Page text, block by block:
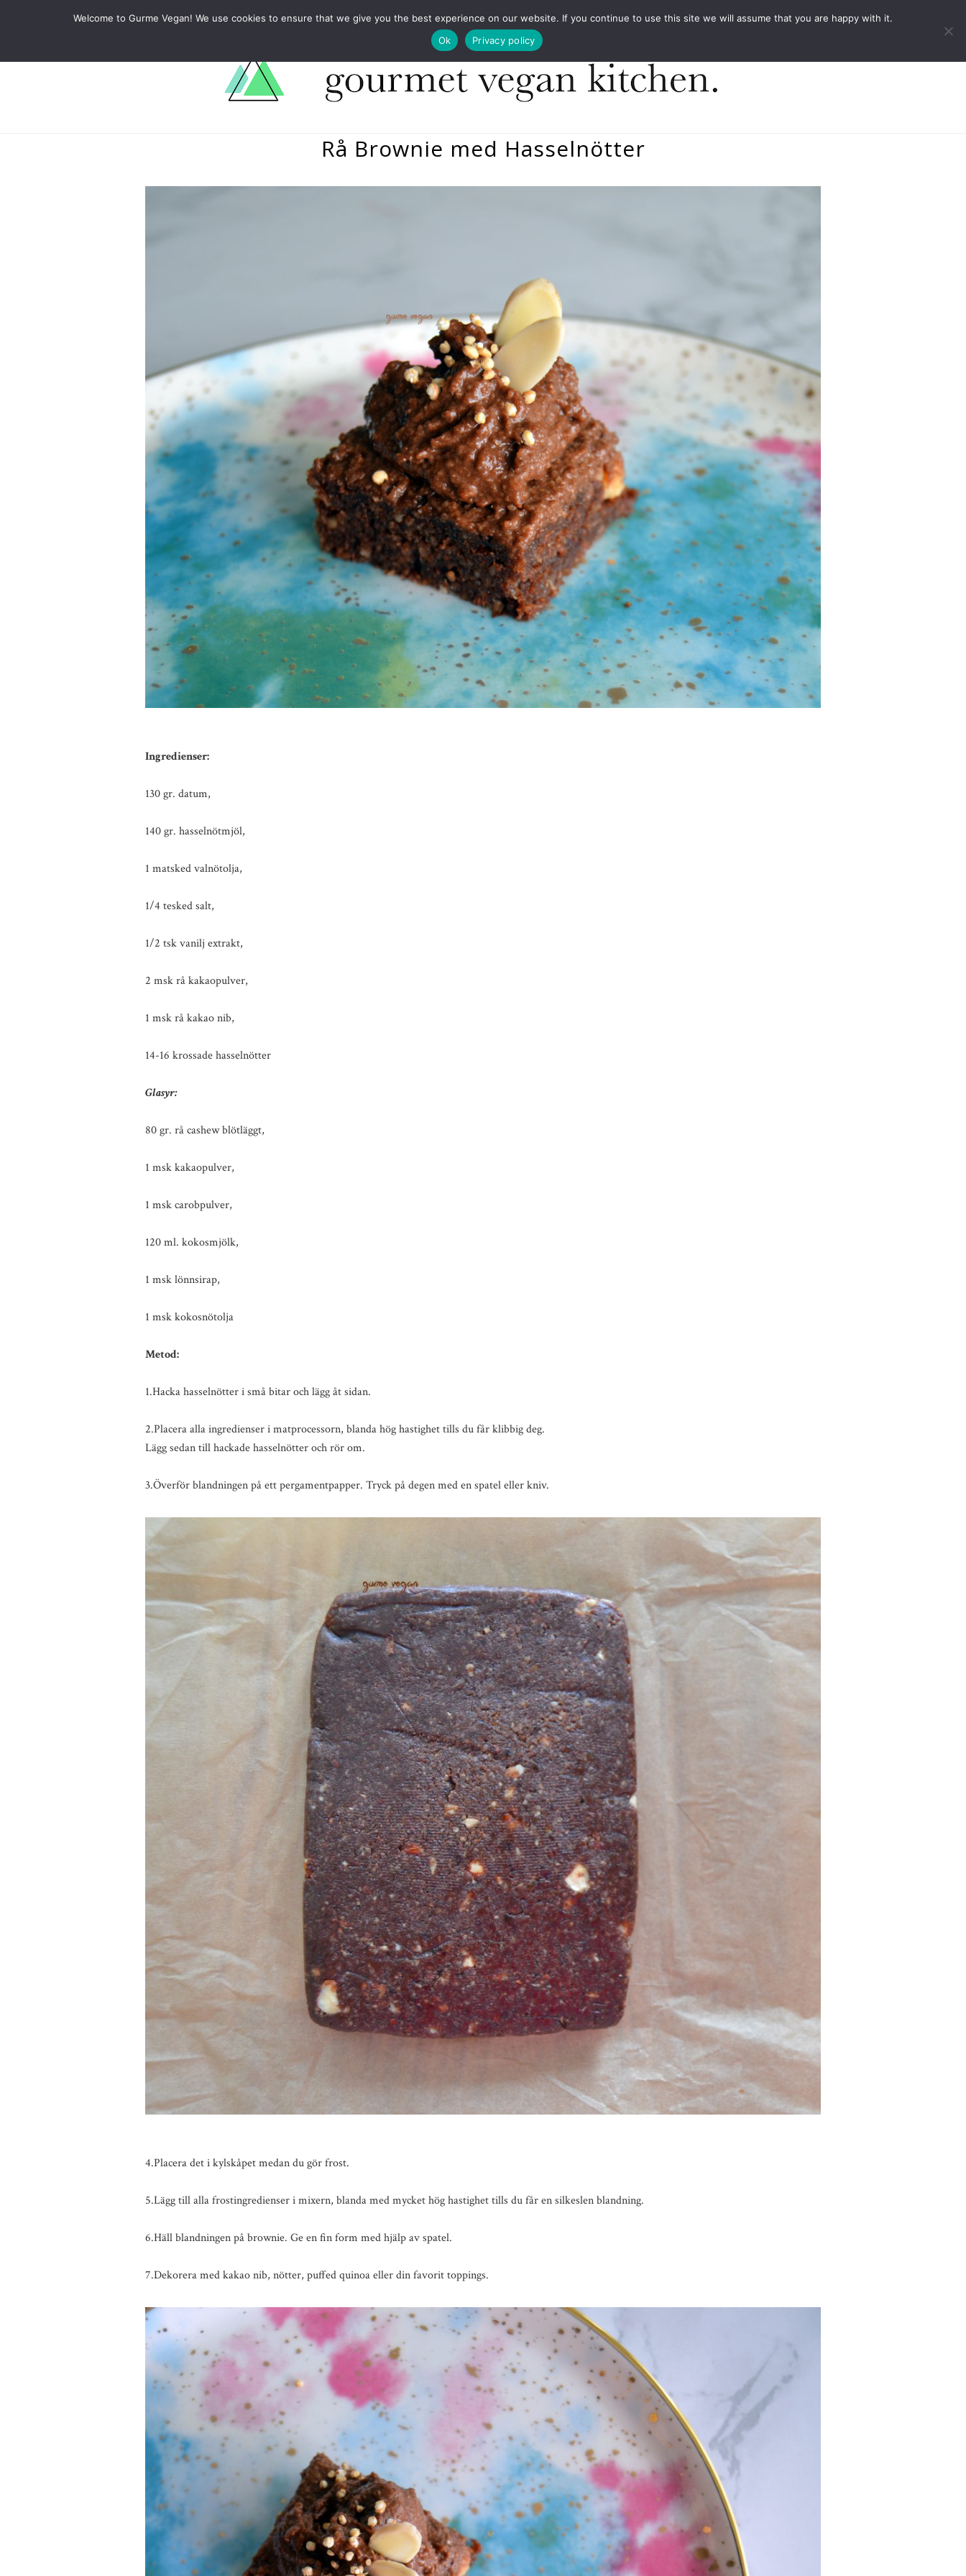
ABOUT RECIPES LEARN COOKBOOKS FOOD DESIGN PRESS CONTACT
Rå Brownie med Hasselnötter
Ingredienser:
130 gr. datum,
140 gr. hasselnötmjöl,
1 matsked valnötolja,
1/4 tesked salt,
1/2 tsk vanilj extrakt,
2 msk rå kakaopulver,
1 msk rå kakao nib,
14-16 krossade hasselnötter
Glasyr:
80 gr. rå cashew blötläggt,
1 msk kakaopulver,
1 msk carobpulver,
120 ml. kokosmjölk,
1 msk lönnsirap,
1 msk kokosnötolja
Metod:
1.Hacka hasselnötter i små bitar och lägg åt sidan.
2.Placera alla ingredienser i matprocessorn, blanda hög hastighet tills du får klibbig deg.
Lägg sedan till hackade hasselnötter och rör om.
3.Överför blandningen på ett pergamentpapper. Tryck på degen med en spatel eller kniv.
4.Placera det i kylskåpet medan du gör frost.
5.Lägg till alla frostingredienser i mixern, blanda med mycket hög hastighet tills du får en silkeslen blandning.
6.Häll blandningen på brownie. Ge en fin form med hjälp av spatel.
7.Dekorera med kakao nib, nötter, puffed quinoa eller din favorit toppings.
Welcome to Gurme Vegan! We use cookies to ensure that we give you the best experience on our website. If you continue to use this site we will assume that you are happy with it.
Ok
Privacy policy